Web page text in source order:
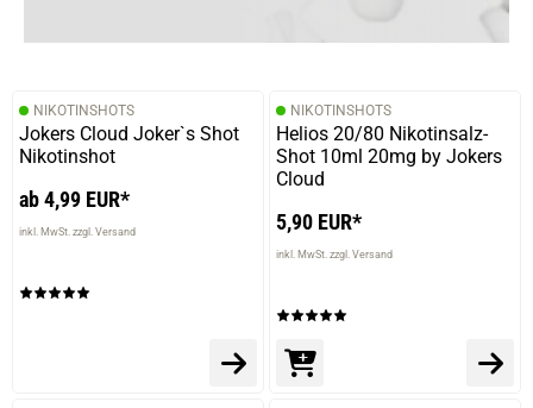
Sonja B.
Traf nicht ganz meinen Geschmack.
23.02.2024 — via
Trustedshops.de
verifizierter Onlinekauf.
Die Bewertung erfolgte ohne Abgabe eines Kommentars
NIKOTINSHOTS
Jokers Cloud Joker`s Shot
Nikotinshot
ab 4,99 EUR*
inkl. MwSt. zzgl. Versand
NIKOTINSHOTS
Helios 20/80 Nikotinsalz-
Shot 10ml 20mg by Jokers
Cloud
5,90 EUR*
inkl. MwSt. zzgl. Versand